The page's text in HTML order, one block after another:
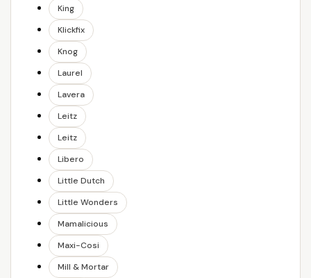
King
Klickfix
Knog
Laurel
Lavera
Leitz
Leitz
Libero
Little Dutch
Little Wonders
Mamalicious
Maxi-Cosi
Mill & Mortar